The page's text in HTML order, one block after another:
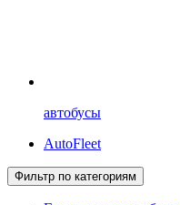
автобусы
AutoFleet
Фильтр по категориям